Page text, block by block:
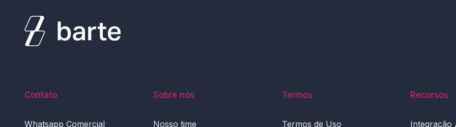
Contato
Whatsapp Comercial
Sobre nós
Nosso time
Termos
Termos de Uso
Recursos
Integração